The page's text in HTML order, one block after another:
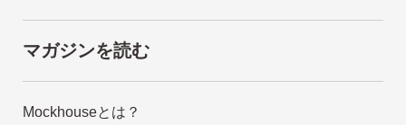
マガジンを読む
Mockhouseとは？